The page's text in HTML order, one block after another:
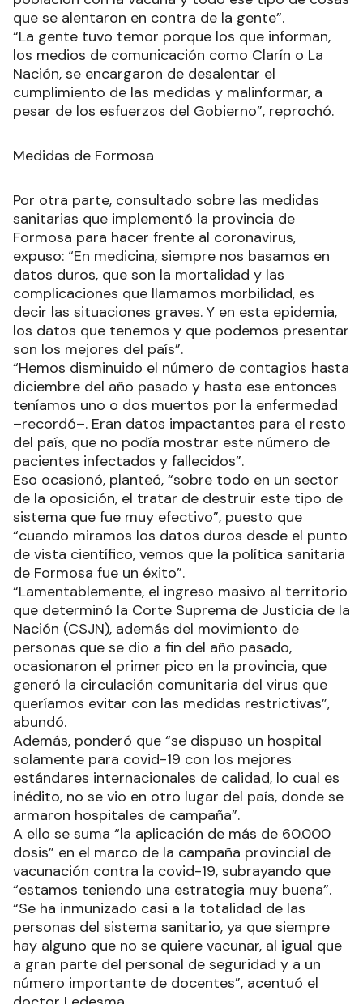
que se alentaron en contra de la gente”.
“La gente tuvo temor porque los que informan,
los medios de comunicación como Clarín o La
Nación, se encargaron de desalentar el
cumplimiento de las medidas y malinformar, a
pesar de los esfuerzos del Gobierno”, reprochó.
Medidas de Formosa
Por otra parte, consultado sobre las medidas
sanitarias que implementó la provincia de
Formosa para hacer frente al coronavirus,
expuso: “En medicina, siempre nos basamos en
datos duros, que son la mortalidad y las
complicaciones que llamamos morbilidad, es
decir las situaciones graves. Y en esta epidemia,
los datos que tenemos y que podemos presentar
son los mejores del país”.
“Hemos disminuido el número de contagios hasta
diciembre del año pasado y hasta ese entonces
teníamos uno o dos muertos por la enfermedad
–recordó–. Eran datos impactantes para el resto
del país, que no podía mostrar este número de
pacientes infectados y fallecidos”.
Eso ocasionó, planteó, “sobre todo en un sector
de la oposición, el tratar de destruir este tipo de
sistema que fue muy efectivo”, puesto que
“cuando miramos los datos duros desde el punto
de vista científico, vemos que la política sanitaria
de Formosa fue un éxito”.
“Lamentablemente, el ingreso masivo al territorio
que determinó la Corte Suprema de Justicia de la
Nación (CSJN), además del movimiento de
personas que se dio a fin del año pasado,
ocasionaron el primer pico en la provincia, que
generó la circulación comunitaria del virus que
queríamos evitar con las medidas restrictivas”,
abundó.
Además, ponderó que “se dispuso un hospital
solamente para covid-19 con los mejores
estándares internacionales de calidad, lo cual es
inédito, no se vio en otro lugar del país, donde se
armaron hospitales de campaña”.
A ello se suma “la aplicación de más de 60.000
dosis” en el marco de la campaña provincial de
vacunación contra la covid-19, subrayando que
“estamos teniendo una estrategia muy buena”.
“Se ha inmunizado casi a la totalidad de las
personas del sistema sanitario, ya que siempre
hay alguno que no se quiere vacunar, al igual que
a gran parte del personal de seguridad y a un
número importante de docentes”, acentuó el